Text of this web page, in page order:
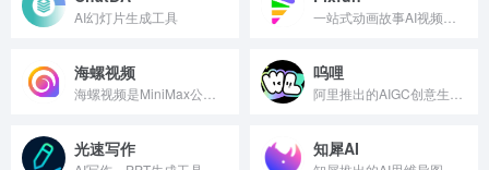
AI幻灯片生成工具
海螺视频 呜哩
光速写作 知犀AI